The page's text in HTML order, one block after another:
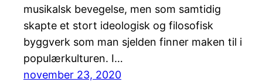
musikalsk bevegelse, men som samtidig
skapte et stort ideologisk og filosofisk
byggverk som man sjelden finner maken til i
populærkulturen. I…
november 23, 2020